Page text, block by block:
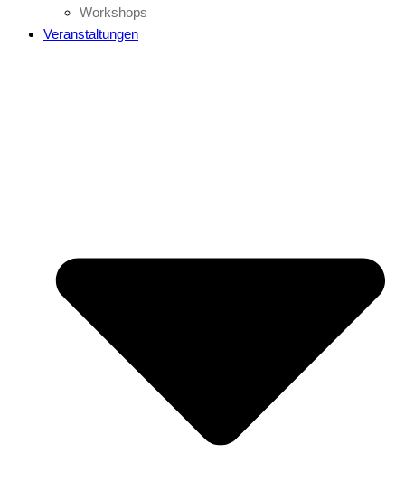
Workshops
Veranstaltungen